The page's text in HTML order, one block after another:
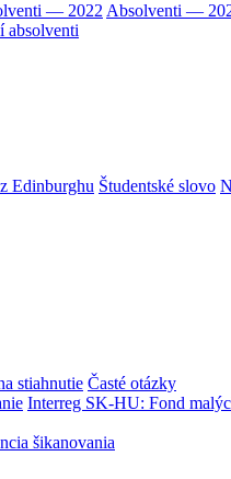
— 2022 Absolventi —
absolventi
Edinburghu Študentské slovo
stiahnutie Časté otázky
Interreg SK-HU: Fond
šikanovania